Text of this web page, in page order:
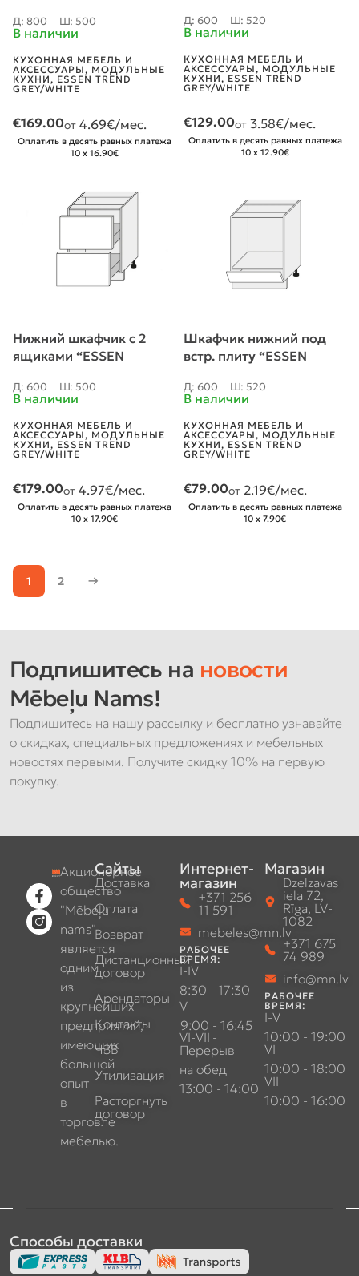
Д: 800 Ш: 500
В наличии
КУХОННАЯ МЕБЕЛЬ И
АКСЕССУАРЫ, МОДУЛЬНЫЕ
КУХНИ, ESSEN TREND
GREY/WHITE
€169.00от 4.69€/мес.
Оплатить в десять равных платежа
10 x 16.90€
Д: 600 Ш: 520
В наличии
КУХОННАЯ МЕБЕЛЬ И
АКСЕССУАРЫ, МОДУЛЬНЫЕ
КУХНИ, ESSEN TREND
GREY/WHITE
€129.00от 3.58€/мес.
Оплатить в десять равных платежа
10 x 12.90€
Нижний шкафчик с 2
ящиками “ESSEN
Д: 600 Ш: 500
В наличии
КУХОННАЯ МЕБЕЛЬ И
АКСЕССУАРЫ , МОДУЛЬНЫЕ
КУХНИ , ESSEN TREND
GREY/WHITE
€179.00от 4.97€/мес.
Оплатить в десять равных платежа
10 x 17.90€
Шкафчик нижний под
встр. плиту “ESSEN
Д: 600 Ш: 520
В наличии
КУХОННАЯ МЕБЕЛЬ И
АКСЕССУАРЫ , МОДУЛЬНЫЕ
КУХНИ , ESSEN TREND
GREY/WHITE
€79.00от 2.19€/мес.
Оплатить в десять равных платежа
10 x 7.90€
1 2 →
Подпишитесь на новости
Mēbeļu Nams!
Подпишитесь на нашу рассылку и бесплатно узнавайте
о скидках, специальных предложениях и мебельных
новостях первыми. Получите скидку 10% на первую
покупку.
Акционерное
общество
"Mēbeļu
nams"
является
одним
из
крупнейших
предприятий,
имеющих
большой
опыт
в
торговле
мебелью.
Сайты
Доставка
Оплата
Возврат
Дистанционный
договор
Арендаторы
Контакты
ЧЗВ
Утилизация
Расторгнуть
договор
Интернет-
магазин
+371 256
11 591
mebeles@mn.lv
РАБОЧЕЕ
ВРЕМЯ:
I-IV
8:30 - 17:30
V
9:00 - 16:45
VI-VII -
Перерыв
на обед
13:00 - 14:00
Магазин
Dzelzavas
iela 72,
Rīga, LV-
1082
+371 675
74 989
info@mn.lv
РАБОЧЕЕ
ВРЕМЯ:
I-V
10:00 - 19:00
VI
10:00 - 18:00
VII
10:00 - 16:00
Способы доставки